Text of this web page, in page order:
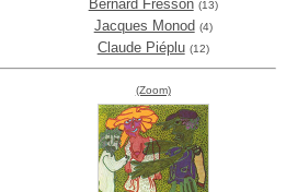
Bernard Fresson (13)
Jacques Monod (4)
Claude Piéplu (12)
(Zoom)